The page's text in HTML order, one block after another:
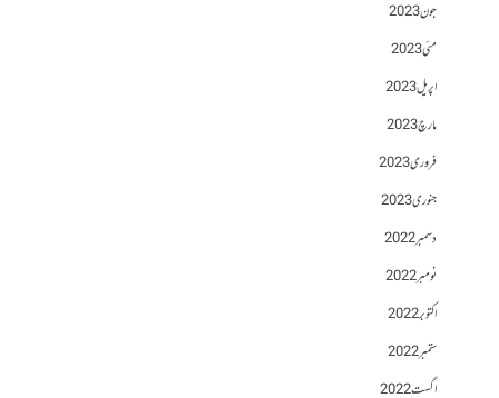
جون 2023
مئی 2023
اپریل 2023
مارچ 2023
فروری 2023
جنوری 2023
دسمبر 2022
نومبر 2022
اکتوبر 2022
ستمبر 2022
اگست 2022